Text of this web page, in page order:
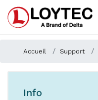
Accueil Support
Info